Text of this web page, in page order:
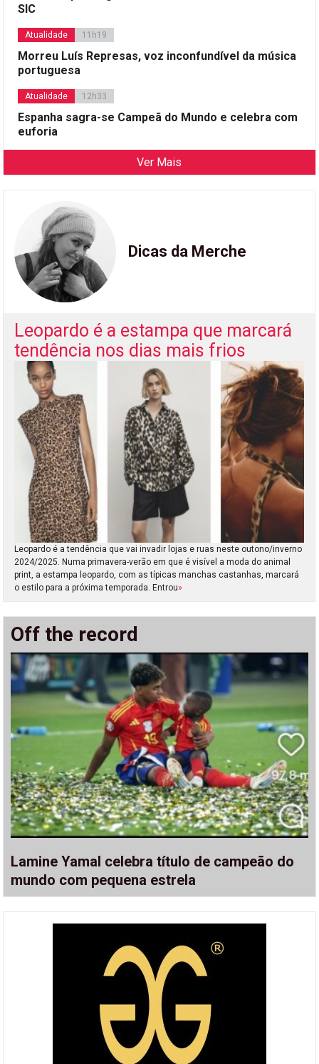
SIC
Atualidade 11h19
Morreu Luís Represas, voz inconfundível da música
portuguesa
Atualidade 12h33
Espanha sagra-se Campeã do Mundo e celebra com
euforia
Ver Mais
Dicas da Merche
Leopardo é a estampa que marcará
tendência nos dias mais frios
Leopardo é a tendência que vai invadir lojas e ruas neste outono/inverno
2024/2025. Numa primavera-verão em que é visível a moda do animal
print, a estampa leopardo, com as típicas manchas castanhas, marcará
o estilo para a próxima temporada. Entrou»
Off the record
Lamine Yamal celebra título de campeão do
mundo com pequena estrela